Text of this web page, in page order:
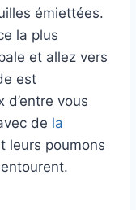
émiettées.
la plus
et allez vers
est
vous
de la
leurs poumons